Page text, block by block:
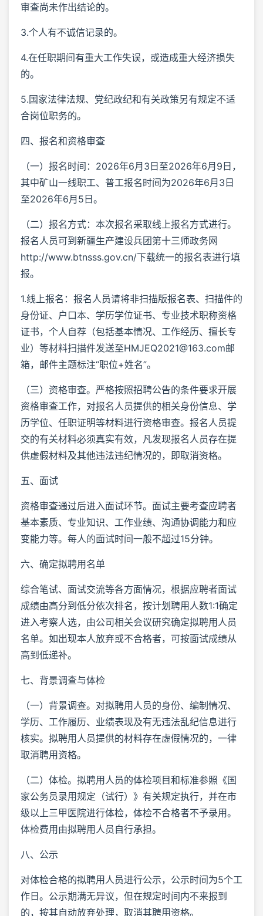
审查尚未作出结论的。
3.个人有不诚信记录的。
4.在任职期间有重大工作失误，或造成重大经济损失
的。
5.国家法律法规、党纪政纪和有关政策另有规定不适
合岗位职务的。
四、报名和资格审查
（一）报名时间：2026年6月3日至2026年6月9日，
其中矿山一线职工、普工报名时间为2026年6月3日
至2026年6月5日。
（二）报名方式：本次报名采取线上报名方式进行。
报名人员可到新疆生产建设兵团第十三师政务网
http://www.btnsss.gov.cn/下载统一的报名表进行填
报。
1.线上报名：报名人员请将非扫描版报名表、扫描件的
身份证、户口本、学历学位证书、专业技术职称资格
证书，个人自荐（包括基本情况、工作经历、擅长专
业）等材料扫描件发送至HMJEQ2021@163.com邮
箱，邮件主题标注“职位+姓名”。
（三）资格审查。严格按照招聘公告的条件要求开展
资格审查工作，对报名人员提供的相关身份信息、学
历学位、任职证明等材料进行资格审查。报名人员提
交的有关材料必须真实有效，凡发现报名人员存在提
供虚假材料及其他违法违纪情况的，即取消资格。
五、面试
资格审查通过后进入面试环节。面试主要考查应聘者
基本素质、专业知识、工作业绩、沟通协调能力和应
变能力等。每人的面试时间一般不超过15分钟。
六、确定拟聘用名单
综合笔试、面试交流等各方面情况，根据应聘者面试
成绩由高分到低分依次排名，按计划聘用人数1:1确定
进入考察人选，由公司相关会议研究确定拟聘用人员
名单。如出现本人放弃或不合格者，可按面试成绩从
高到低递补。
七、背景调查与体检
（一）背景调查。对拟聘用人员的身份、编制情况、
学历、工作履历、业绩表现及有无违法乱纪信息进行
核实。拟聘用人员提供的材料存在虚假情况的，一律
取消聘用资格。
（二）体检。拟聘用人员的体检项目和标准参照《国
家公务员录用规定（试行）》有关规定执行，并在市
级以上三甲医院进行体检，体检不合格者不予录用。
体检费用由拟聘用人员自行承担。
八、公示
对体检合格的拟聘用人员进行公示，公示时间为5个工
作日。公示期满无异议，但在规定时间内不来报到
的，按其自动放弃处理，取消其聘用资格。